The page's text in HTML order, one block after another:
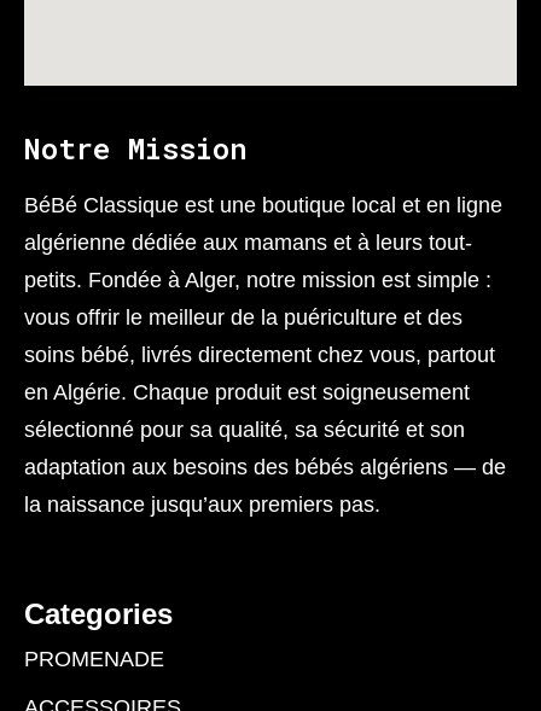
Notre Mission
BéBé Classique est une boutique local et en ligne
algérienne dédiée aux mamans et à leurs tout-
petits. Fondée à Alger, notre mission est simple :
vous offrir le meilleur de la puériculture et des
soins bébé, livrés directement chez vous, partout
en Algérie. Chaque produit est soigneusement
sélectionné pour sa qualité, sa sécurité et son
adaptation aux besoins des bébés algériens — de
la naissance jusqu’aux premiers pas.
Categories
PROMENADE